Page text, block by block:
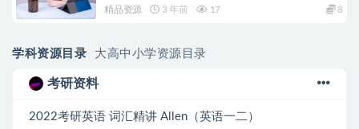
精品资源 3 年前 17 8
学科资源目录 大高中小学资源目录
考研资料
2022考研英语 词汇精讲 Allen（英语一二）